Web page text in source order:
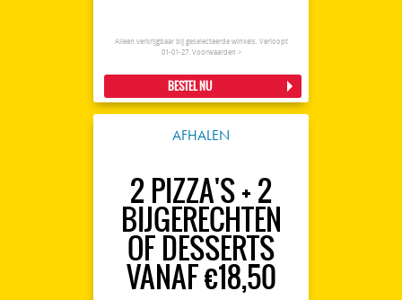
Alleen verkrijgbaar bij geselecteerde winkels. Verloopt
01-01-27. Voorwaarden >
BESTEL NU
AFHALEN
2 PIZZA'S + 2
BIJGERECHTEN
OF DESSERTS
VANAF €18,50